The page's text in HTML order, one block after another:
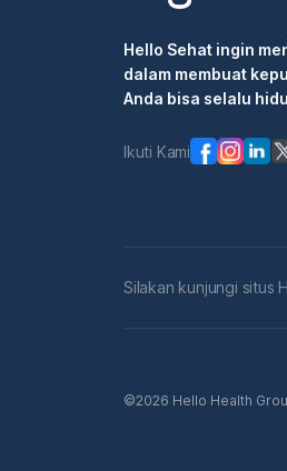
Hello Sehat ingin
dalam membuat
Anda bisa selalu
Ikuti Kami
Silakan kunjungi situs
©2026 Hello Health